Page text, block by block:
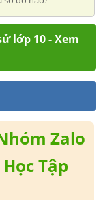
lớp 10 - Xem
Zalo
Tập